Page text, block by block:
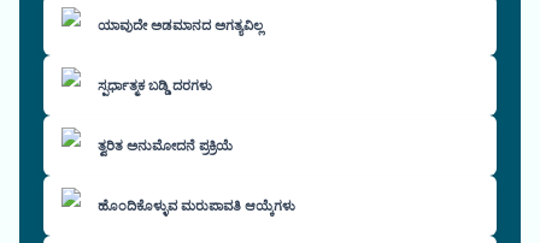
ಯಾವುದೇ ಅಡಮಾನದ ಅಗತ್ಯವಿಲ್ಲ
ಸ್ಪರ್ಧಾತ್ಮಕ ಬಡ್ಡಿ ದರಗಳು
ತ್ವರಿತ ಅನುಮೋದನೆ ಪ್ರಕ್ರಿಯೆ
ಹೊಂದಿಕೊಳ್ಳುವ ಮರುಪಾವತಿ ಆಯ್ಕೆಗಳು